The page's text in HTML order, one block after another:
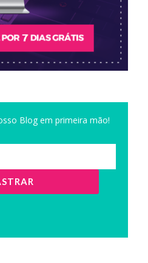
Blog em primeira mão!